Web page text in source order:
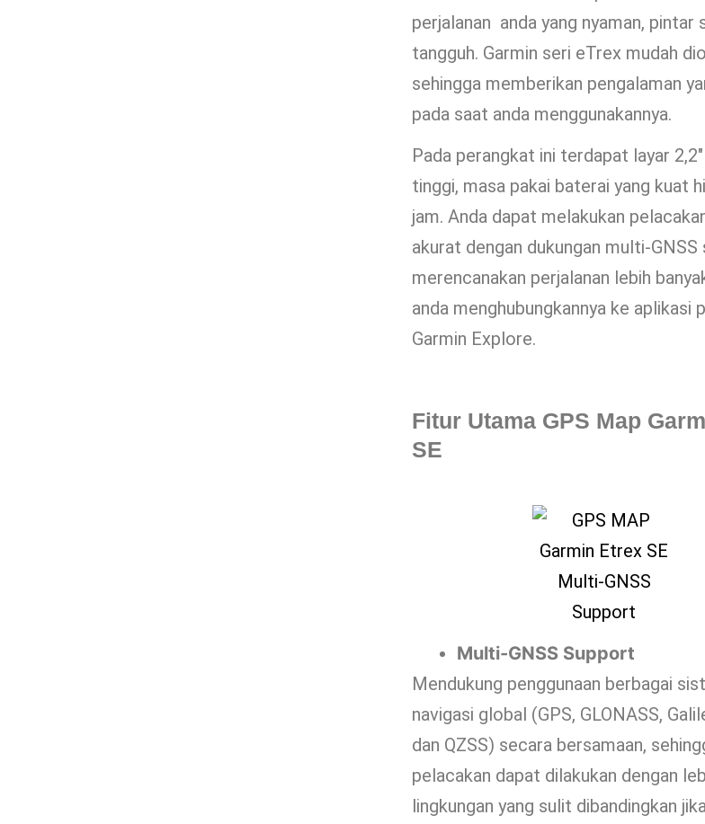
perjalanan anda yang nyaman, pintar
tangguh. Garmin seri eTrex mudah
sehingga memberikan pengalaman
pada saat anda menggunakannya.
Pada perangkat ini terdapat layar
tinggi, masa pakai baterai yang kuat
jam. Anda dapat melakukan
akurat dengan dukungan multi-GNSS
merencanakan perjalanan lebih
anda menghubungkannya ke aplikasi
Garmin Explore.
Fitur Utama GPS Map
SE
Multi-GNSS Support
Mendukung penggunaan berbagai
navigasi global (GPS, GLONASS,
dan QZSS) secara bersamaan,
pelacakan dapat dilakukan dengan
lingkungan yang sulit dibandingkan